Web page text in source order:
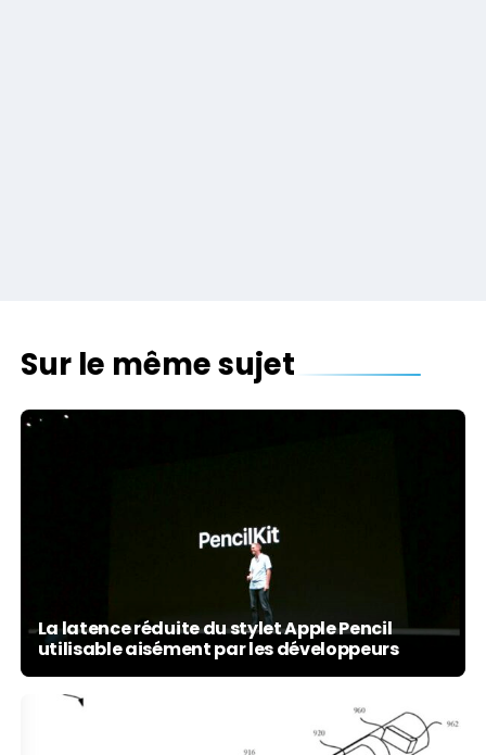
Sur le même sujet
La latence réduite du stylet Apple Pencil
utilisable aisément par les développeurs